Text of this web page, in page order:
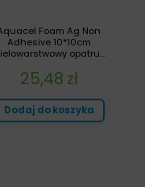
Foam Ag Non
Adhesive 10*10cm
opatru...
25,48 zł
Dodaj do koszyka